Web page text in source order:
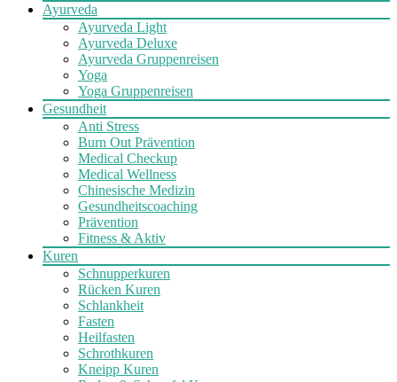
Ayurveda
Ayurveda Light
Ayurveda Deluxe
Ayurveda Gruppenreisen
Yoga
Yoga Gruppenreisen
Gesundheit
Anti Stress
Burn Out Prävention
Medical Checkup
Medical Wellness
Chinesische Medizin
Gesundheitscoaching
Prävention
Fitness & Aktiv
Kuren
Schnupperkuren
Rücken Kuren
Schlankheit
Fasten
Heilfasten
Schrothkuren
Kneipp Kuren